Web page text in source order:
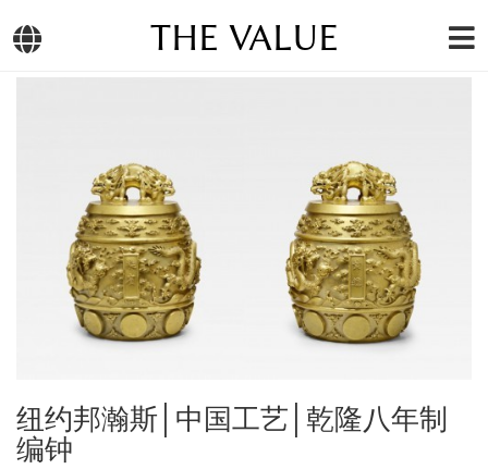
THE VALUE
纽约邦瀚斯│中国工艺│乾隆八年制
编钟